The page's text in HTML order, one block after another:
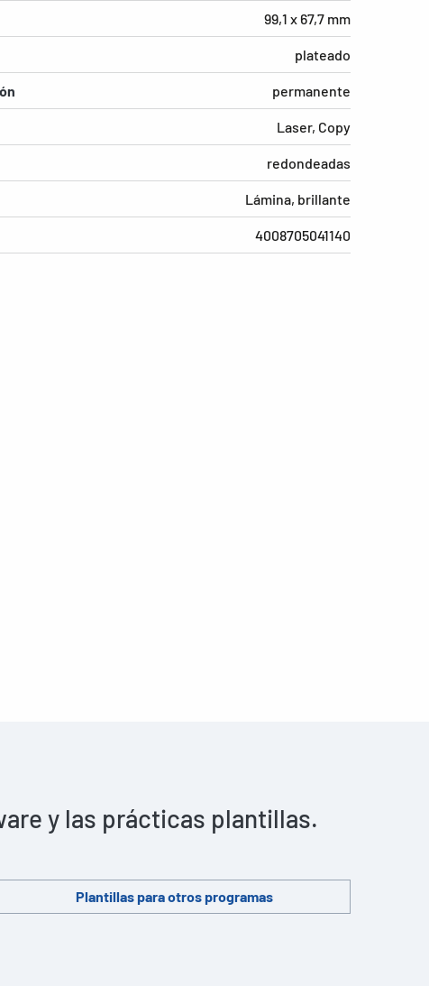
99,1 x 67,7 mm
plateado
permanente
Laser, Copy
redondeadas
Lámina, brillante
4008705041140
y las prácticas plantillas.
Plantillas para otros programas